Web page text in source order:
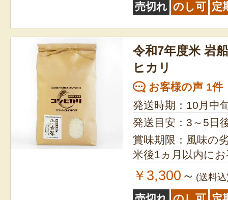
売切れ のし可 定
令和7年度米 岩
ヒカリ
お客様の声 1件
発送時期：10月中
発送目安：3～5日
賞味期限：風味の
米後1ヵ月以内に
￥3,300 ～ (送料